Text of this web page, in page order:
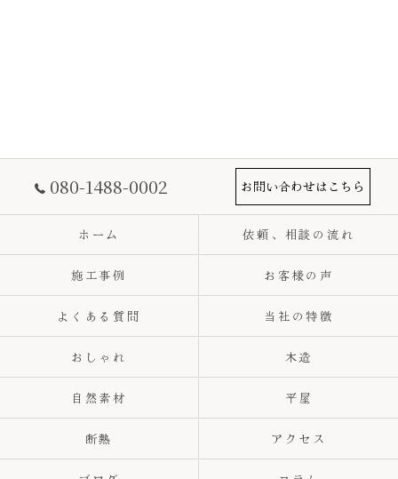
080-1488-0002 お問い合わせはこちら
ホーム 依頼、相談の流れ
施工事例 お客様の声
よくある質問 当社の特徴
おしゃれ 木造
自然素材 平屋
断熱 アクセス